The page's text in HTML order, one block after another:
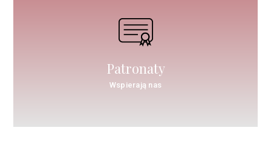
Patronaty
Wspierają nas